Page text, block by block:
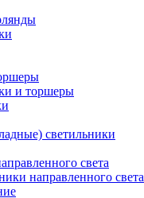
и торшеры
светильники
света
направленного света